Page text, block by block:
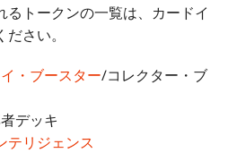
るトークンの一覧は、カードイ
さい。
・ブースター/コレクター・ブ
デッキ
テリジェンス